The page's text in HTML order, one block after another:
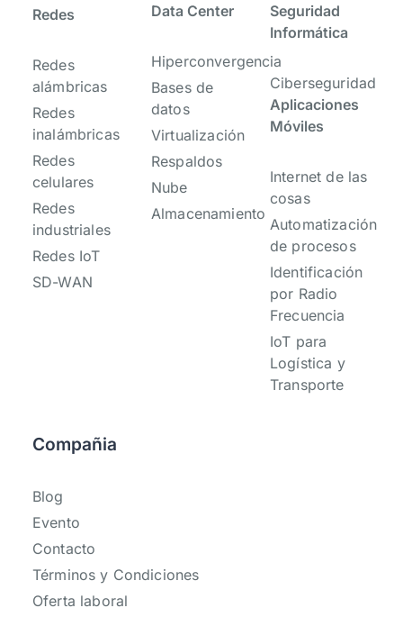
Redes
Redes
alámbricas
Redes
inalámbricas
Redes
celulares
Redes
industriales
Redes IoT
SD-WAN
Data Center
Hiperconvergencia
Bases de
datos
Virtualización
Respaldos
Nube
Almacenamiento
Seguridad
Informática
Ciberseguridad
Aplicaciones
Móviles
Internet de las
cosas
Automatización
de procesos
Identificación
por Radio
Frecuencia
IoT para
Logística y
Transporte
Compañia
Blog
Evento
Contacto
Términos y Condiciones
Oferta laboral